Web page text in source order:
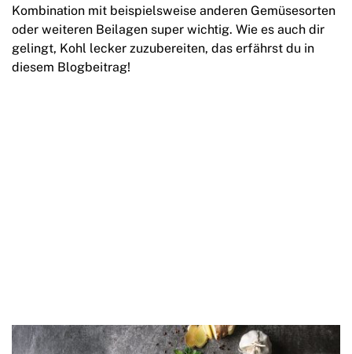
Kombination mit beispielsweise anderen Gemüsesorten
oder weiteren Beilagen super wichtig. Wie es auch dir
gelingt, Kohl lecker zuzubereiten, das erfährst du in
diesem Blogbeitrag!